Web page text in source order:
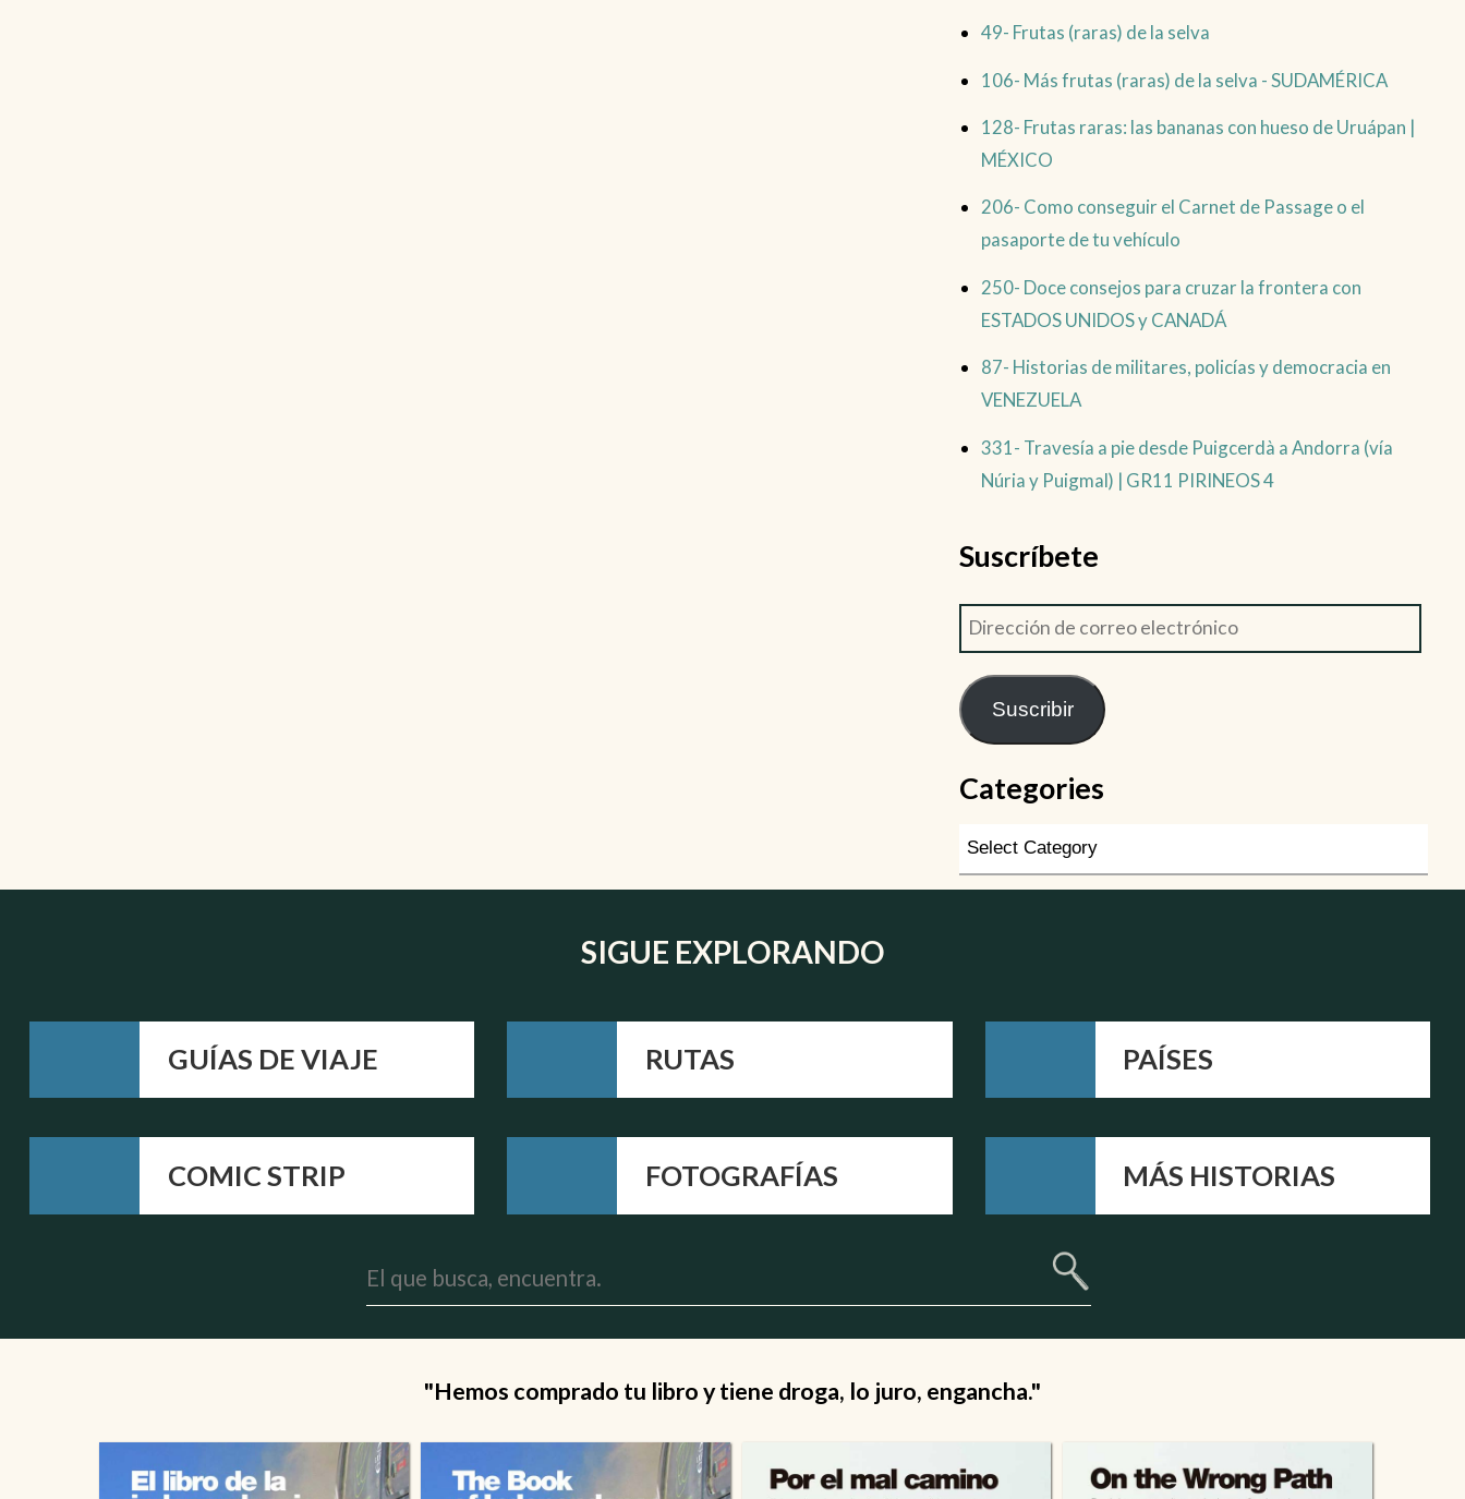
49- Frutas (raras) de la selva
106- Más frutas (raras) de la selva - SUDAMÉRICA
128- Frutas raras: las bananas con hueso de Uruápan |
MÉXICO
206- Como conseguir el Carnet de Passage o el
pasaporte de tu vehículo
250- Doce consejos para cruzar la frontera con
ESTADOS UNIDOS y CANADÁ
87- Historias de militares, policías y democracia en
VENEZUELA
331- Travesía a pie desde Puigcerdà a Andorra (vía
Núria y Puigmal) | GR11 PIRINEOS 4
Suscríbete
Suscribir
Categories
SIGUE EXPLORANDO
GUÍAS DE VIAJE RUTAS PAÍSES
COMIC STRIP FOTOGRAFÍAS MÁS HISTORIAS
"Hemos comprado tu libro y tiene droga, lo juro, engancha."